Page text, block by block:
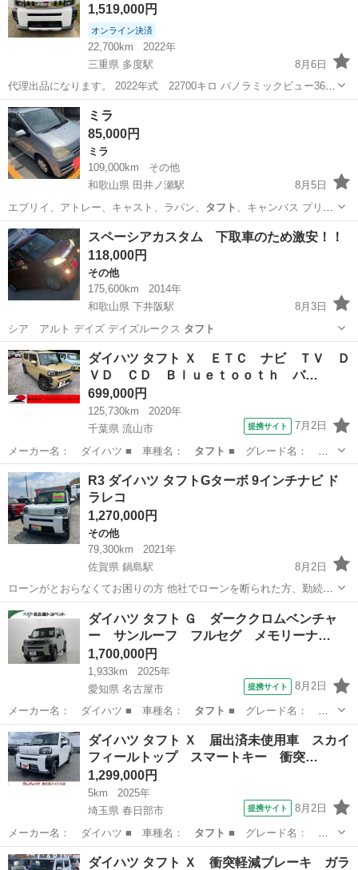
1,519,000円
オンライン決済
22,700km
2022年
三重県 多度駅
8月6日
代理出品になります。 2022年式 22700キロ パノラミックビュー360°
カメラ付 車検2年付可能 下取り可能 値下げ交渉可能 現金引換又は銀
三重 桑名市 多度駅
ミラ
85,000円
ミラ
109,000km
その他
和歌山県 田井ノ瀬駅
8月5日
エブリイ、アトレー、キャスト、ラパン、 タフト 、キャンバス プリウ
ス、ヤリス、アク…
和歌山 和歌山市
スペーシアカスタム 下取車のため激安！！
118,000円
その他
175,600km
2014年
和歌山県 下井阪駅
8月3日
シア アルト デイズ デイズルークス タフト
和歌山 岩出市 下井阪駅 その他
ダイハツ タフト Ｘ ＥＴＣ ナビ ＴＶ Ｄ
ＶＤ ＣＤ Ｂｌｕｅｔｏｏｔｈ バ…
699,000円
125,730km
2020年
千葉県 流山市
提携サイト 7月2日
メーカー名： ダイハツ ■ 車種名： タフト ■ グレード名：
Ｘ ＥＴＣ ナビ …
千葉 流山市 ダイハツ
R3 ダイハツ タフトGターボ 9インチナビ ド
ラレコ
1,270,000円
その他
79,300km
2021年
佐賀県 鍋島駅
8月2日
ローンがとおらなくてお困りの方 他社でローンを断られた方、勤続年
数が短い方、 年金受給者の方 などなど今までたくさんの方にご購入頂
き ました。是非一度ご相談ください！ もちろん現金の方も大歓迎で
す！ たくさんの車両...
佐賀 佐賀市 鍋島駅 その他
ダイハツ タフト Ｇ ダーククロムベンチャ
ー サンルーフ フルセグ メモリーナ…
1,700,000円
1,933km
2025年
愛知県 名古屋市
提携サイト 8月2日
メーカー名： ダイハツ ■ 車種名： タフト ■ グレード名：
Ｇ ダーククロムベ…
愛知 名古屋市 ダイハツ
ダイハツ タフト Ｘ 届出済未使用車 スカイ
フィールトップ スマートキー 衝突…
1,299,000円
5km
2025年
埼玉県 春日部市
提携サイト 8月2日
メーカー名： ダイハツ ■ 車種名： タフト ■ グレード名：
Ｘ 届出済未使用車…
埼玉 春日部市 ダイハツ
ダイハツ タフト Ｘ 衝突軽減ブレーキ ガラ